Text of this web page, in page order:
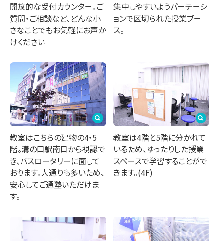
開放的な受付カウンター。ご
質問・ご相談など、どんな小
さなことでもお気軽にお声か
けください
集中しやすいようパーテーシ
ョンで区切られた授業ブー
ス。
教室はこちらの建物の4・5
階。溝の口駅南口から視認で
き、バスロータリーに面して
おります。人通りも多いため、
安心してご通塾いただけま
す。
教室は4階と5階に分かれて
いるため、ゆったりした授業
スペースで学習することがで
きます。(4F)